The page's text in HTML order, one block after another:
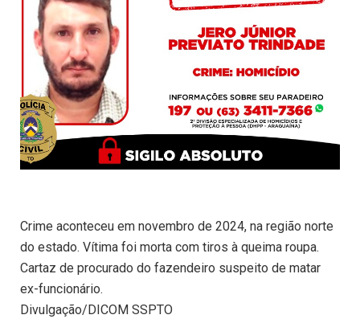
Crime aconteceu em novembro de 2024, na região norte
do estado. Vítima foi morta com tiros à queima roupa.
Cartaz de procurado do fazendeiro suspeito de matar
ex-funcionário.
Divulgação/DICOM SSPTO